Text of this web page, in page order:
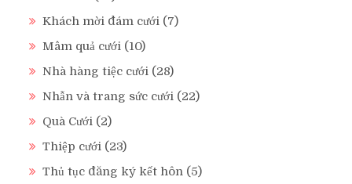
Khách mời đám cưới (7)
Mâm quả cưới (10)
Nhà hàng tiệc cưới (28)
Nhẫn và trang sức cưới (22)
Quà Cưới (2)
Thiệp cưới (23)
Thủ tục đăng ký kết hôn (5)